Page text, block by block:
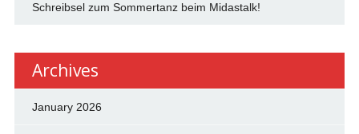
Schreibsel zum Sommertanz beim Midastalk!
Archives
January 2026